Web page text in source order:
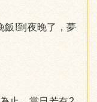
飯!到夜晚了，夢